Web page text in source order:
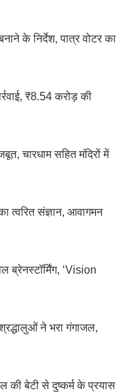
के निर्देश, पात्र वोटर का
₹8.54 करोड़ की
चारधाम सहित मंदिरों में
त्वरित संज्ञान, आवागमन
ब्रेनस्टॉर्मिंग, ‘Vision
ने भरा गंगाजल,
की बेटी से दुष्कर्म के प्रयास